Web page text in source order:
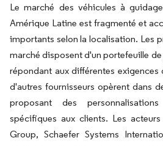
Le marché des véhicules à
Amérique Latine est fragmenté et
importants selon la localisation. Les
marché disposent d'un portefeuille
répondant aux différentes exigences
d'autres fournisseurs opèrent dans
proposant des
spécifiques aux clients. Les
Group, Schaefer Systems